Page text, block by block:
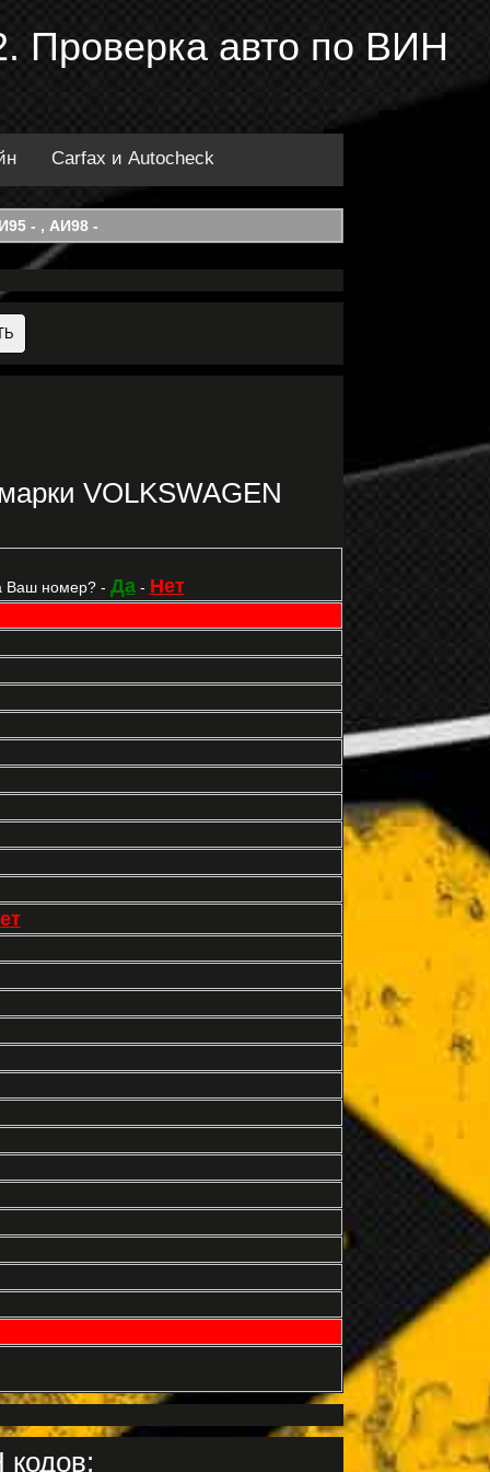
Проверка авто по ВИН
Carfax и Autocheck
- , АИ98 -
VOLKSWAGEN
Ваш номер? - Да- Нет